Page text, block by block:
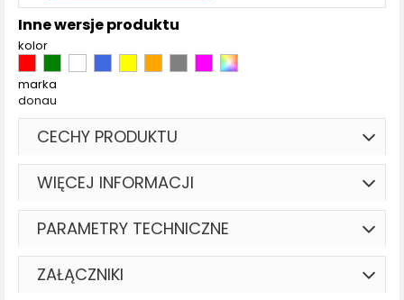
Inne wersje produktu
kolor
marka
donau
CECHY PRODUKTU
WIĘCEJ INFORMACJI
PARAMETRY TECHNICZNE
ZAŁĄCZNIKI